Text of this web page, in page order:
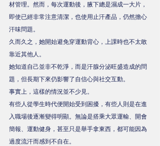
材管理。然而，每次運動後，腋下總是濕成一大片，
即使已經非常注意清潔，也使用止汗產品，仍然擔心
汗味問題。
久而久之，她開始避免穿運動背心，上課時也不太敢
靠近其他人。
她知道自己並非不乾淨，而是汗腺分泌旺盛造成的問
題，但長期下來仍影響了自信心與社交互動。
事實上，這樣的情況並不少見。
有些人從學生時代便開始受到困擾，有些人則是在進
入職場後逐漸變得明顯。無論是搭乘大眾運輸、開會
簡報、運動健身，甚至只是舉手拿東西，都可能因為
過度流汗而感到不自在。